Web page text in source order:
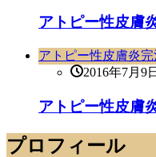
アトピー性皮膚
アトピー性皮膚炎完
2016年7月9日
アトピー性皮膚
プロフィール